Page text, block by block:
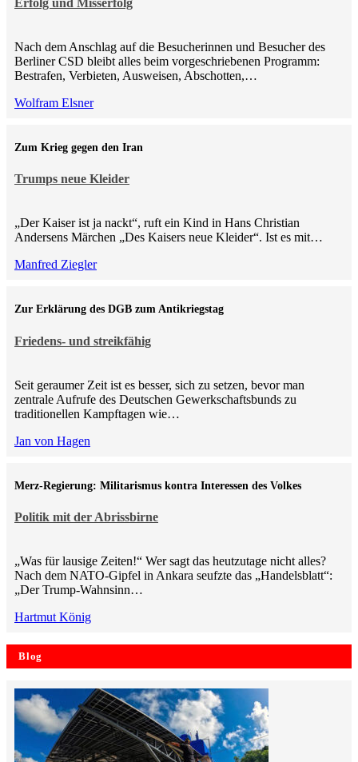
Nach dem Anschlag auf die Besucherinnen und Besucher des
Berliner CSD bleibt alles beim vorgeschriebenen Programm:
Bestrafen, Verbieten, Ausweisen, Abschotten,…
Wolfram Elsner
Trumps neue Kleider
Zum Krieg gegen den Iran
„Der Kaiser ist ja nackt“, ruft ein Kind in Hans Christian
Andersens Märchen „Des Kaisers neue Kleider“. Ist es mit…
Manfred Ziegler
Friedens- und streikfähig
Zur Erklärung des DGB zum Antikriegstag
Seit geraumer Zeit ist es besser, sich zu setzen, bevor man
zentrale Aufrufe des Deutschen Gewerkschaftsbunds zu
traditionellen Kampftagen wie…
Jan von Hagen
Politik mit der Abrissbirne
Merz-Regierung: Militarismus kontra Inte­ressen des Volkes
„Was für lausige Zeiten!“ Wer sagt das heutzutage nicht alles?
Nach dem NATO-Gipfel in Ankara seufzte das „Handelsblatt“:
„Der Trump-Wahnsinn…
Hartmut König
Blog